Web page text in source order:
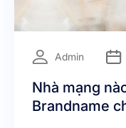
Admin
Nhà mạng
Brandname